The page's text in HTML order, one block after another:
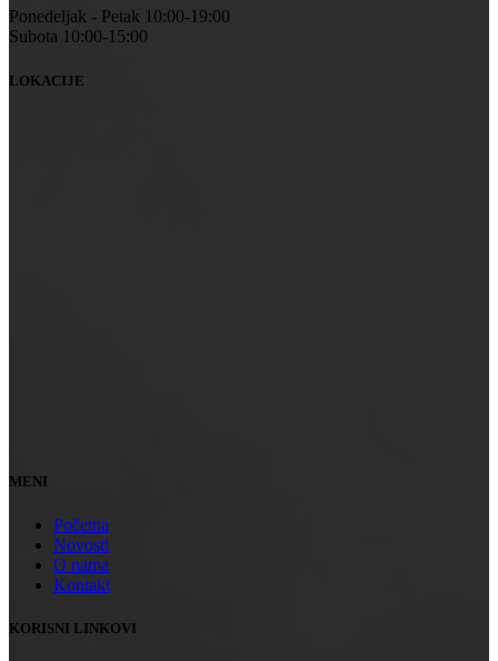
Ponedeljak - Petak 10:00-19:00
Subota 10:00-15:00
LOKACIJE
MENI
Početna
Novosti
O nama
Kontakt
KORISNI LINKOVI